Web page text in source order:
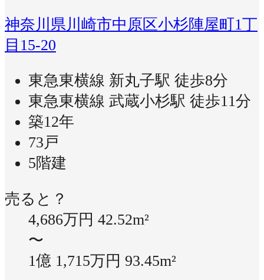
神奈川県川崎市中原区小杉陣屋町1丁
目15-20
東急東横線 新丸子駅 徒歩8分
東急東横線 武蔵小杉駅 徒歩11分
築12年
73戸
5階建
売ると？
4,686万円 42.52m²
〜
1億 1,715万円 93.45m²